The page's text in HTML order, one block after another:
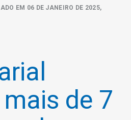
EM 06 DE JANEIRO DE 2025,
de 7